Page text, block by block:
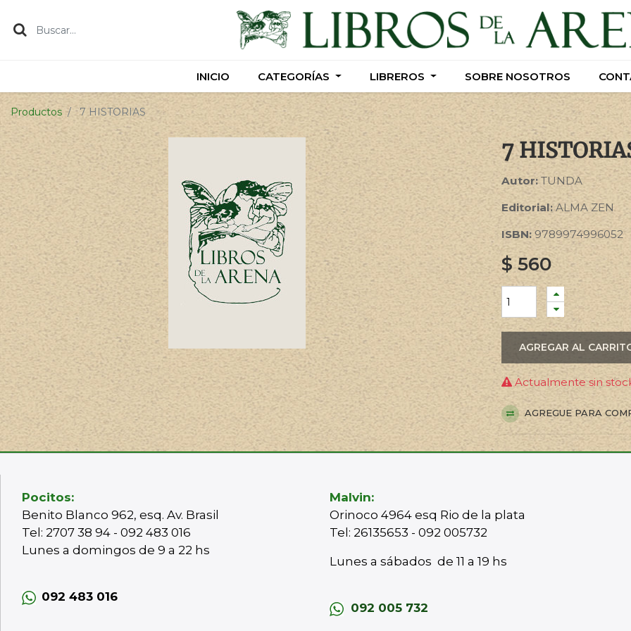
INICIO CATEGORÍAS LIBREROS SOBRE NOSOTROS
INICIO CATEGORÍAS LIBREROS SOBRE NOSOTROS
Productos 7 HISTORIAS
7
Autor: TUNDA
Editorial:ALMA ZEN
ISBN: 9789974996052
$560
AGREGAR AL
Actualmente sin
AGREGUE PARA
Pocitos:
Benito Blanco 962, esq. Av. Brasil
Tel: 2707 38 94 - 092 483 016
Lunes a domingos de 9 a 22 hs
092 483 016
Malvin:
Orinoco 4964 esq Rio de la plata
Tel: 26135653 - 092 005732
Lunes a sábados de 11 a 19 hs
092 005 732